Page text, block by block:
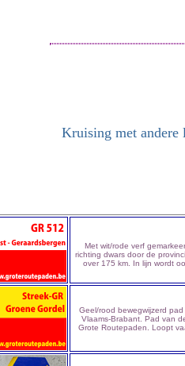
Kruising met andere
Met wit/rode verf
richting dwars door de
over 175 km. In lijn wordt
Geel/rood bewegwijzerd
Vlaams-Brabant. Pad van
Grote Routepaden. Loopt